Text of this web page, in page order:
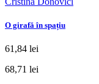
O girafă în spațiu
61,84 lei
68,71 lei